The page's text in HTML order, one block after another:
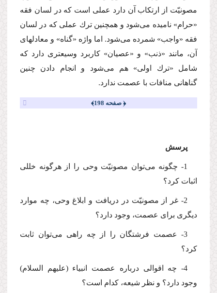
مصونیّت از ارتكاب آن دارد عملى است كه در لسان فقه
«حرام» نامیده مى‌شود و همچنین ترك عملى كه در لسان
فقه «واجب» شمرده مى‌شود. اما واژه «گناه» و معادلهاى
آن، مانند «ذنب» و «عصیان» كاربرد وسیعترى دارد كه
شامل «ترك اولى» هم مى‌شود و انجام دادن چنین
گناهانى منافات با عصمت ندارد.
﴿ صفحه 198﴾
پرسش
1- چگونه مى‌توان مصونیّت وحى را از هرگونه خللى
اثبات كرد؟
2- غر از مصونیّت در دریافت و ابلاغ وحى، چه موارد
دیگرى براى عصمت، وجود دارد؟
3- عصمت فرشتگان را از چه راهى مى‌توان ثابت
كرد؟
4- چه اقوالى درباره عصمت انبیاء (علیهم السلام)
وجود دارد؟ و نظر شیعه، كدام است؟